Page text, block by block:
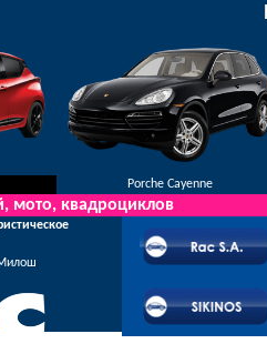
Porche Cayenne
мото, квадроциклов